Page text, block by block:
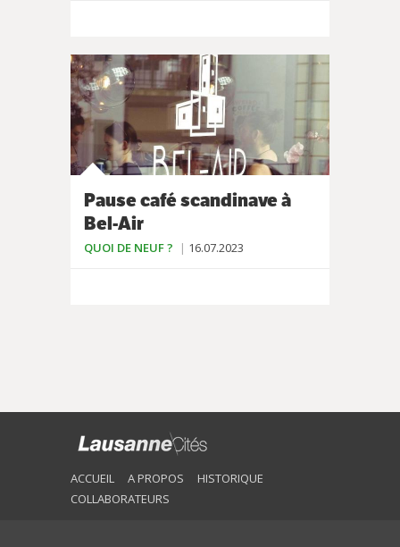
Pause café scandinave à
Bel-Air
QUOI DE NEUF ? 16.07.2023
ACCUEIL A PROPOS
HISTORIQUE
COLLABORATEURS